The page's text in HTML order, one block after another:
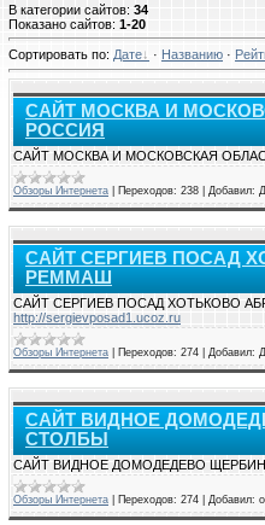
В категории сайтов: 34
Показано сайтов: 1-20
Сортировать по: Дате · Названию ·
САЙТ МОСКВА И
РОССИЯ
САЙТ МОСКВА И МОСКОВСКАЯ
Обзоры Интернета Переходов: 238 Добавил:
САЙТ СЕРГИЕВ ПОСАД
РЕММАШ
САЙТ СЕРГИЕВ ПОСАД ХОТЬКОВО
http://sergievposad1.ucoz.ru
Обзоры Интернета Переходов: 274 Добавил:
САЙТ ВИДНОЕ
СТОЛБЫ
САЙТ ВИДНОЕ ДОМОДЕДЕВО
Обзоры Интернета Переходов: 274 Добавил: